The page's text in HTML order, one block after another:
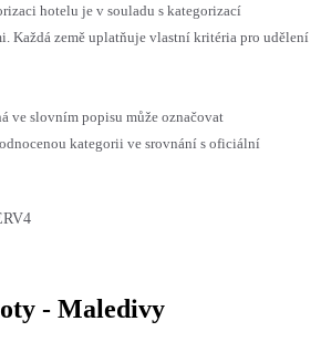
hotelu je v souladu s kategorizací
Každá země uplatňuje vlastní kritéria pro udělení
ve slovním popisu může označovat
kategorii ve srovnání s oficiální
- Maledivy